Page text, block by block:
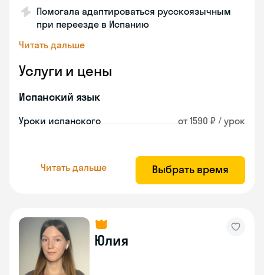
Помогала адаптироваться русскоязычным
при переезде в Испанию
Читать дальше
Услуги и цены
Испанский язык
Уроки испанского от 1590 ₽ / урок
Читать дальше Выбрать время
Юлия